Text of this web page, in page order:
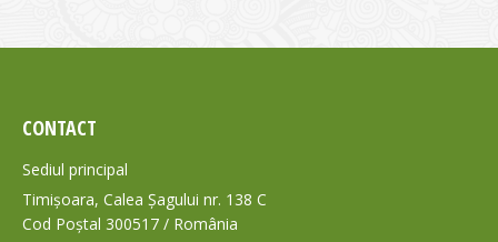
CONTACT
Sediul principal
Timișoara, Calea Șagului nr. 138 C
Cod Poștal 300517 / România